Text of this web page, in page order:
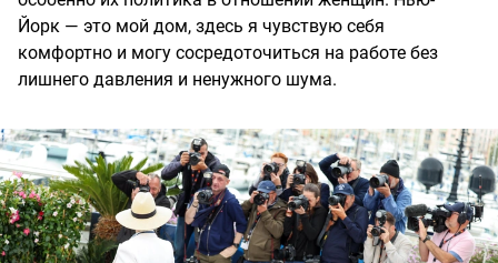
Йорк — это мой дом, здесь я чувствую себя
комфортно и могу сосредоточиться на работе без
лишнего давления и ненужного шума.